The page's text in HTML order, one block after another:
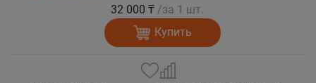
32 000 ₸ /за 1 шт.
Купить